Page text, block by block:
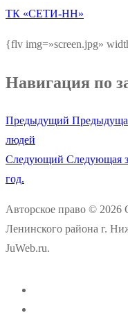
ТК «СЕТИ-НН»
{flv img=»screen.jpg»
Навигация по
Предыдущий
людей
Следующий Следующая
год.
Авторское право ©
Ленинского района г.
JuWeb.ru.